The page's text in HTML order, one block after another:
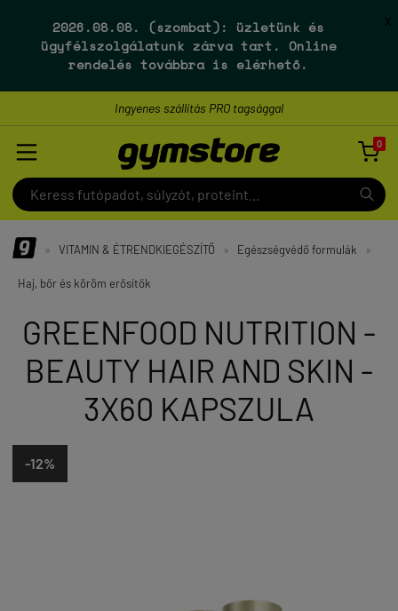
2026.08.08. (szombat):
üzletünk és
ügyfélszolgálatunk zárva tart. Online
rendelés továbbra is elérhető.
X
Ingyenes szállítás PRO tagsággal
0

» VITAMIN & ÉTRENDKIEGÉSZÍTŐ » Egészségvédő formulák »
Haj, bőr és köröm erősítők
GREENFOOD NUTRITION -
BEAUTY HAIR AND SKIN -
3X60 KAPSZULA
-12%